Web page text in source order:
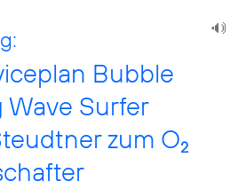
Bubble
Surfer
zum O2